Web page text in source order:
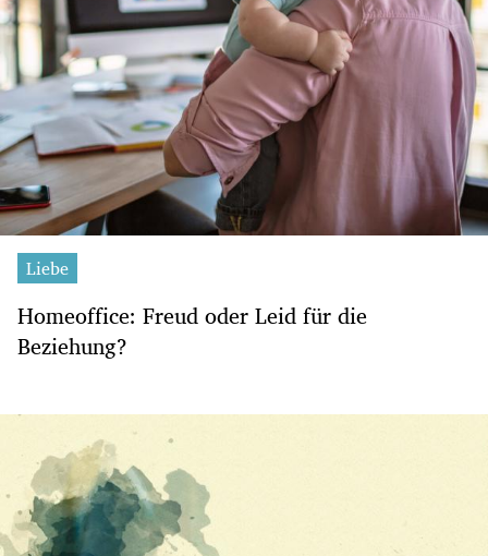
Liebe
Homeoffice: Freud oder Leid für die
Beziehung?